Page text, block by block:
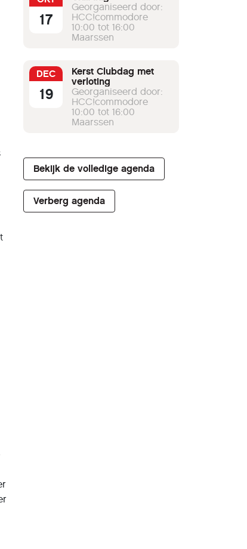
17
Georganiseerd door:
HCC!commodore
10:00 tot 16:00
Maarssen
DEC
19
Kerst Clubdag met
verloting
Georganiseerd door:
HCC!commodore
10:00 tot 16:00
Maarssen
Bekijk de volledige agenda
Verberg agenda